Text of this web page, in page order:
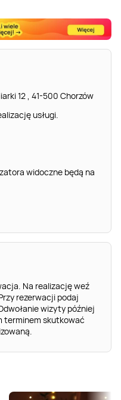
12 , 41-500 Chorzów
usługi.
widoczne będą na
Na realizację weź
rezerwacji podaj
wizyty później
terminem skutkować